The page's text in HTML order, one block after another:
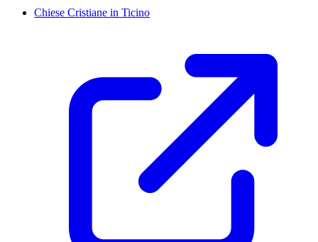
Chiese Cristiane in Ticino